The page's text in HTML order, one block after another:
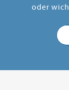
oder